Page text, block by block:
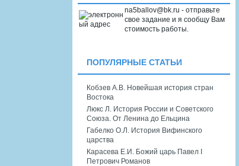
na5ballov@bk.ru - отправьте
свое задание и я сообщу Вам
стоимость работы.
ПОПУЛЯРНЫЕ СТАТЬИ
Кобзев А.В. Новейшая история стран
Востока
Люкс Л. История России и Советского
Союза. От Ленина до Ельцина
Габелко О.Л. История Вифинского
царства
Карасева Е.И. Божий царь Павел I
Петрович Романов